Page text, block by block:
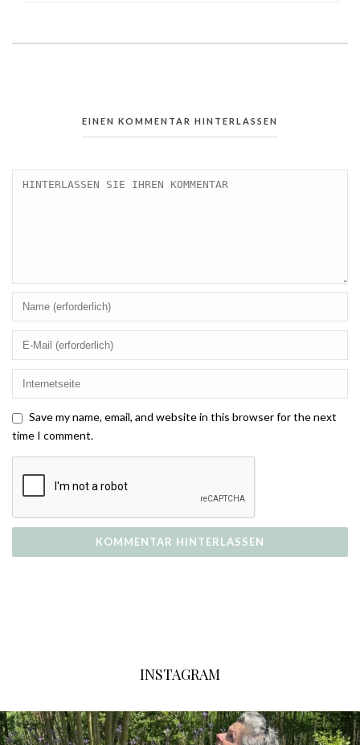
EINEN KOMMENTAR HINTERLASSEN
Save my name, email, and website in this browser for the next
time I comment.
INSTAGRAM